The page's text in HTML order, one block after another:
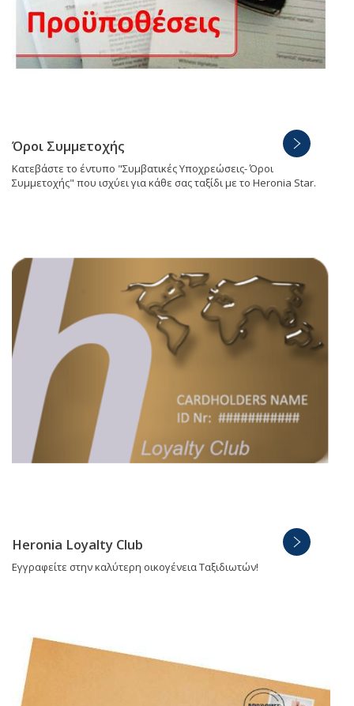
Όροι Συμμετοχής
Κατεβάστε το έντυπο "Συμβατικές Υποχρεώσεις- Όροι
Συμμετοχής" που ισχύει για κάθε σας ταξίδι με το Heronia Star.
Heronia Loyalty Club
Εγγραφείτε στην καλύτερη οικογένεια Ταξιδιωτών!